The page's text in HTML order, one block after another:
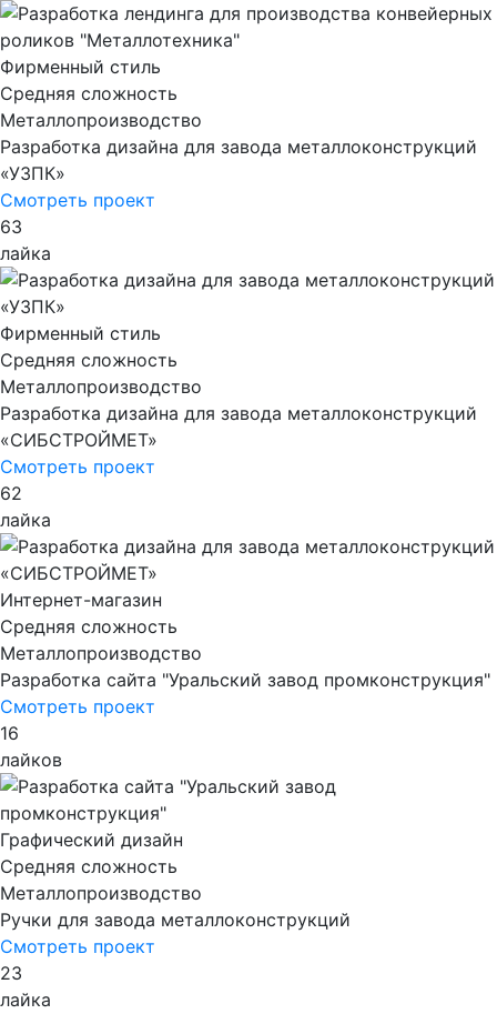
Фирменный стиль
Cредняя сложность
Металлопроизводство
Разработка дизайна для завода металлоконструкций
«УЗПК»
Смотреть проект
63
лайка
Фирменный стиль
Cредняя сложность
Металлопроизводство
Разработка дизайна для завода металлоконструкций
«СИБСТРОЙМЕТ»
Смотреть проект
62
лайка
Интернет-магазин
Средняя сложность
Металлопроизводство
Разработка сайта "Уральский завод промконструкция"
Смотреть проект
16
лайков
Графический дизайн
Cредняя сложность
Металлопроизводство
Ручки для завода металлоконструкций
Смотреть проект
23
лайка